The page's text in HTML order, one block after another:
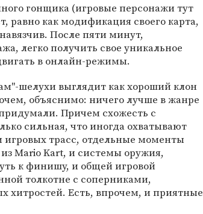
гонщика (игровые персонажи тут
равно как модификация своего карта,
После пяти минут,
легко получить свое уникальное
в онлайн-режимы.
шелухи выглядит как хороший клон
объяснимо: ничего лучше в жанре
Причем схожесть с
сильная, что иногда охватывают
трасс, отдельные моменты
Mario Kart, и системы оружия,
к финишу, и общей игровой
толкотне с соперниками,
хитростей. Есть, впрочем, и приятные